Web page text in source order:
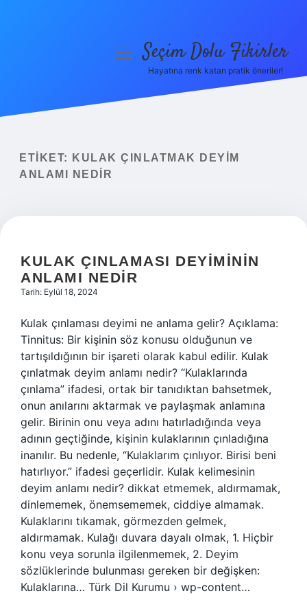
Yasal Uyarı
menüyüSeçim Dolu Fikirler
Hayatına renk katan pratik öneriler!
ETIKET:
KULAK ÇINLATMAK DEYIM
ANLAMI NEDIR
KULAK ÇINLAMASI DEYIMININ
ANLAMI NEDIR
Tarih: Eylül 18, 2024
Kulak çınlaması deyimi ne anlama gelir? Açıklama:
Tinnitus: Bir kişinin söz konusu olduğunun ve
tartışıldığının bir işareti olarak kabul edilir. Kulak
çınlatmak deyim anlamı nedir? “Kulaklarında
çınlama” ifadesi, ortak bir tanıdıktan bahsetmek,
onun anılarını aktarmak ve paylaşmak anlamına
gelir. Birinin onu veya adını hatırladığında veya
adının geçtiğinde, kişinin kulaklarının çınladığına
inanılır. Bu nedenle, “Kulaklarım çınlıyor. Birisi beni
hatırlıyor.” ifadesi geçerlidir. Kulak kelimesinin
deyim anlamı nedir? dikkat etmemek, aldırmamak,
dinlememek, önemsememek, ciddiye almamak.
Kulaklarını tıkamak, görmezden gelmek,
aldırmamak. Kulağı duvara dayalı olmak, 1. Hiçbir
konu veya sorunla ilgilenmemek, 2. Deyim
sözlüklerinde bulunması gereken bir değişken:
Kulaklarına… Türk Dil Kurumu › wp-content…